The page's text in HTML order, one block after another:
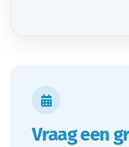

Vraag een